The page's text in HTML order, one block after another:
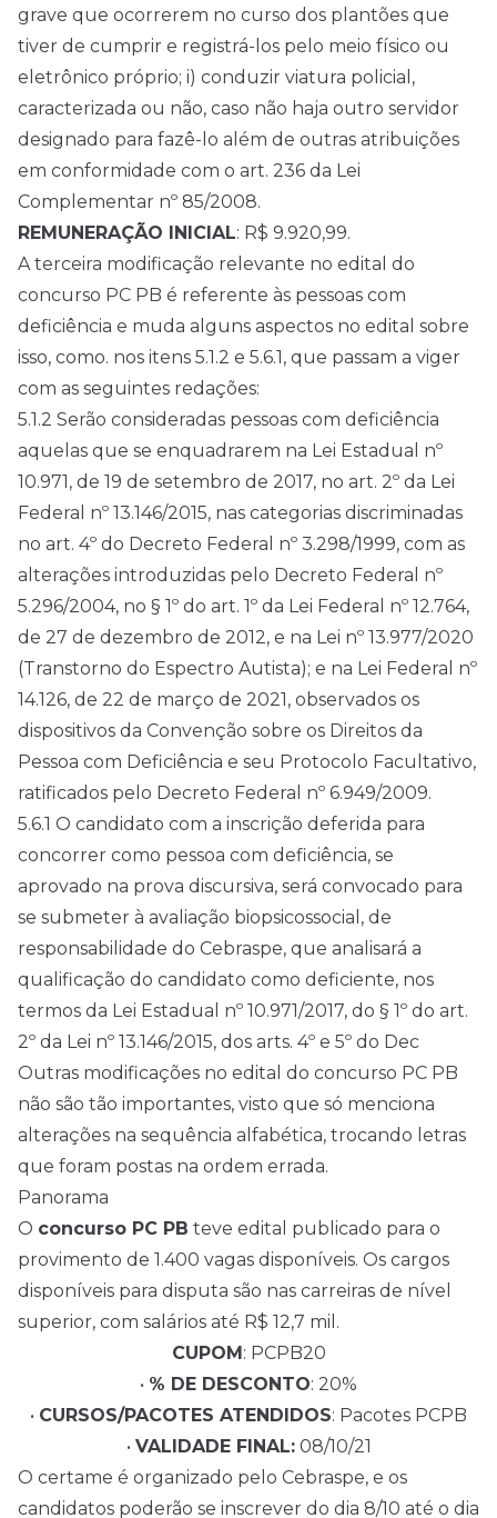
grave que ocorrerem no curso dos plantões que
tiver de cumprir e registrá-los pelo meio físico ou
eletrônico próprio; i) conduzir viatura policial,
caracterizada ou não, caso não haja outro servidor
designado para fazê-lo além de outras atribuições
em conformidade com o art. 236 da Lei
Complementar nº 85/2008.
REMUNERAÇÃO INICIAL: R$ 9.920,99.
A terceira modificação relevante no edital do
concurso PC PB é referente às pessoas com
deficiência e muda alguns aspectos no edital sobre
isso, como. nos itens 5.1.2 e 5.6.1, que passam a viger
com as seguintes redações:
5.1.2 Serão consideradas pessoas com deficiência
aquelas que se enquadrarem na Lei Estadual nº
10.971, de 19 de setembro de 2017, no art. 2º da Lei
Federal nº 13.146/2015, nas categorias discriminadas
no art. 4º do Decreto Federal nº 3.298/1999, com as
alterações introduzidas pelo Decreto Federal nº
5.296/2004, no § 1º do art. 1º da Lei Federal nº 12.764,
de 27 de dezembro de 2012, e na Lei nº 13.977/2020
(Transtorno do Espectro Autista); e na Lei Federal nº
14.126, de 22 de março de 2021, observados os
dispositivos da Convenção sobre os Direitos da
Pessoa com Deficiência e seu Protocolo Facultativo,
ratificados pelo Decreto Federal nº 6.949/2009.
5.6.1 O candidato com a inscrição deferida para
concorrer como pessoa com deficiência, se
aprovado na prova discursiva, será convocado para
se submeter à avaliação biopsicossocial, de
responsabilidade do Cebraspe, que analisará a
qualificação do candidato como deficiente, nos
termos da Lei Estadual nº 10.971/2017, do § 1º do art.
2º da Lei nº 13.146/2015, dos arts. 4º e 5º do Dec
Outras modificações no edital do concurso PC PB
não são tão importantes, visto que só menciona
alterações na sequência alfabética, trocando letras
que foram postas na ordem errada.
Panorama
O concurso PC PB teve edital publicado para o
provimento de 1.400 vagas disponíveis. Os cargos
disponíveis para disputa são nas carreiras de nível
superior, com salários até R$ 12,7 mil.
CUPOM: PCPB20
• % DE DESCONTO: 20%
• CURSOS/PACOTES ATENDIDOS: Pacotes PCPB
• VALIDADE FINAL:08/10/21
O certame é organizado pelo Cebraspe, e os
candidatos poderão se inscrever do dia 8/10 até o dia